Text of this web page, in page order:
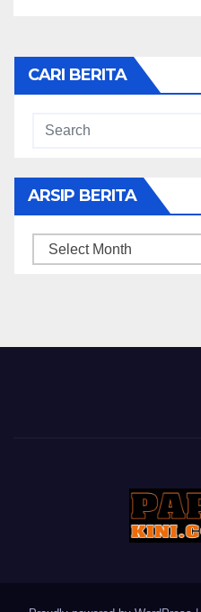
CARI BERITA
ARSIP BERITA
ARSIP